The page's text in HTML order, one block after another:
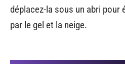
déplacez-la sous un abri pour
par le gel et la neige.